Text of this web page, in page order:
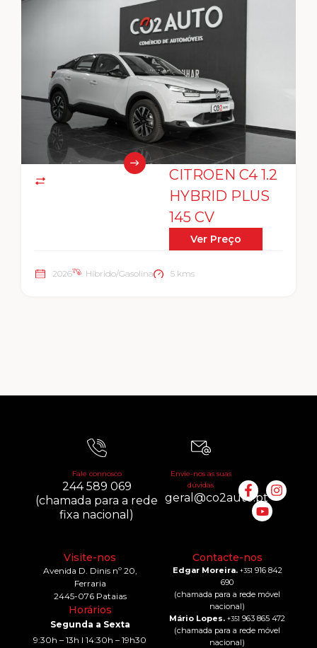
CITROEN C4 1.2
HYBRID PLUS
145 CV
Ver Preço
2026 Híbrido/Gasolina 5 kms
Visite-nos
Avenida D. Dinis nº 20,
Ferraria
2445-076 Pataias
Horários
Segunda a Sexta
9:30h – 13h I 14:30h – 19h30
Contacte-nos
Edgar Moreira. +351 916 842
690
(chamada para a rede móvel
nacional)
Mário Lopes. +351 963 865 472
(chamada para a rede móvel
nacional)
Fale connosco
244 589 069
(chamada para a rede
fixa nacional)
Envie-nos as suas
dúvidas
geral@co2auto.pt